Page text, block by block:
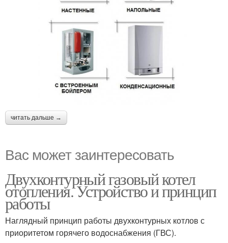
читать дальше →
Вас может заинтересовать
Двухконтурный газовый котел
отопления. Устройство и принцип
работы
Наглядный принцип работы двухконтурных котлов с
приоритетом горячего водоснабжения (ГВС).